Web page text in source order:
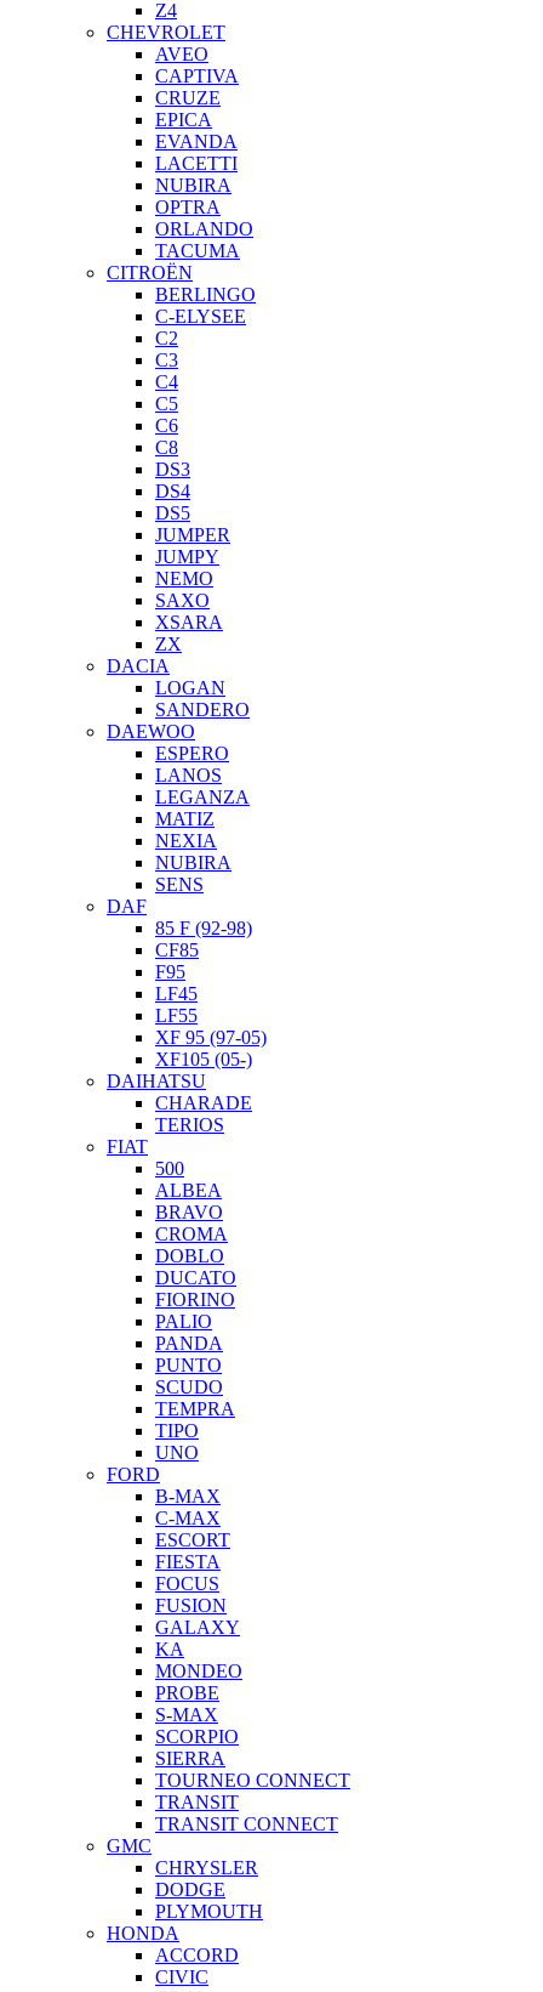
Z4
CHEVROLET
AVEO
CAPTIVA
CRUZE
EPICA
EVANDA
LACETTI
NUBIRA
OPTRA
ORLANDO
TACUMA
CITROËN
BERLINGO
C-ELYSEE
C2
C3
C4
C5
C6
C8
DS3
DS4
DS5
JUMPER
JUMPY
NEMO
SAXO
XSARA
ZX
DACIA
LOGAN
SANDERO
DAEWOO
ESPERO
LANOS
LEGANZA
MATIZ
NEXIA
NUBIRA
SENS
DAF
85 F (92-98)
CF85
F95
LF45
LF55
XF 95 (97-05)
XF105 (05-)
DAIHATSU
CHARADE
TERIOS
FIAT
500
ALBEA
BRAVO
CROMA
DOBLO
DUCATO
FIORINO
PALIO
PANDA
PUNTO
SCUDO
TEMPRA
TIPO
UNO
FORD
B-MAX
C-MAX
ESCORT
FIESTA
FOCUS
FUSION
GALAXY
KA
MONDEO
PROBE
S-MAX
SCORPIO
SIERRA
TOURNEO CONNECT
TRANSIT
TRANSIT CONNECT
GMC
CHRYSLER
DODGE
PLYMOUTH
HONDA
ACCORD
CIVIC